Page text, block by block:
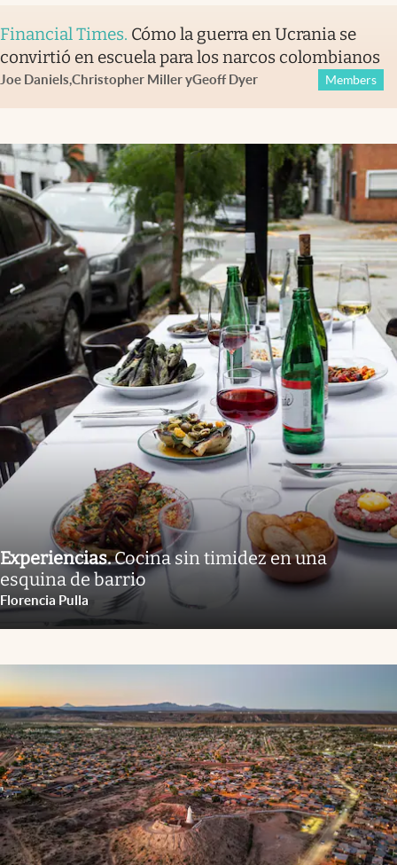
Financial Times. Cómo la guerra en Ucrania se
convirtió en escuela para los narcos colombianos
Joe Daniels,Christopher MilleryGeoff Dyer Members
Experiencias.Cocina sin timidez en una
esquina de barrio
Florencia Pulla